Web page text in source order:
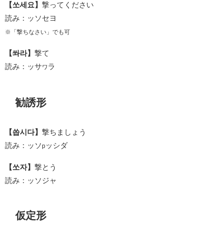
【쏘세요】 撃ってください
読み：ッソセヨ
※「撃ちなさい」でも可
【쏴라】 撃て
読み：ッサワラ
勧誘形
【쏩시다】 撃ちましょう
読み：ッソpッシダ
【쏘자】 撃とう
読み：ッソジャ
仮定形